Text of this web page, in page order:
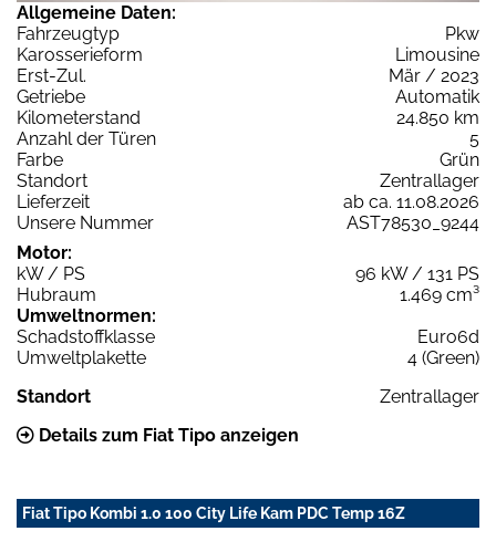
Allgemeine Daten:
Fahrzeugtyp
Pkw
Karosserieform
Limousine
Erst-Zul.
Mär / 2023
Getriebe
Automatik
Kilometerstand
24.850 km
Anzahl der Türen
5
Farbe
Grün
Standort
Zentrallager
Lieferzeit
ab ca. 11.08.2026
Unsere Nummer
AST78530_9244
Motor:
kW / PS
96 kW / 131 PS
Hubraum
1.469 cm³
Umweltnormen:
Schadstoffklasse
Euro6d
Umweltplakette
4 (Green)
Standort
Zentrallager
Details zum Fiat Tipo anzeigen
Fiat Tipo Kombi 1.0 100 City Life Kam PDC Temp 16Z